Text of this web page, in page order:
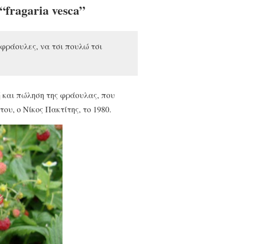
“fragaria vesca”
να τσι πουλώ τσι
πώληση της φράουλας, που
ο Νίκος Πακτίτης, το 1980.